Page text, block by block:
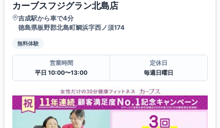
カーブスフジグラン北島店
吉成駅から車で4分
徳島県板野郡北島町鯛浜字西ノ須174
無料体験
営業時間
平日 10:00〜13:00
定休日
毎週日曜日